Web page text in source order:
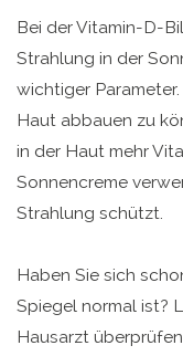
Bei der Vitamin-D-
Strahlung in der
wichtiger
Haut abbauen zu
in der Haut mehr
Sonnencreme
Strahlung schützt.
Haben Sie sich
Spiegel normal ist?
Hausarzt